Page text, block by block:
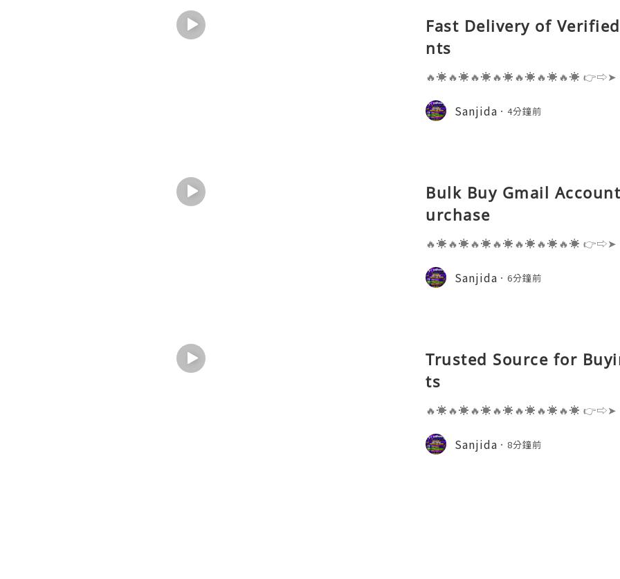
Fast Delivery of
nts
🔥☀️🔥☀️🔥☀️🔥☀️🔥☀️🔥☀️🔥☀️ 👉⇨➤
ail.com 👉⇨➤ Visit To Website:
s one of the most widely used
Sanjida 4分鐘前
Bulk Buy Gmail
urchase
🔥☀️🔥☀️🔥☀️🔥☀️🔥☀️🔥☀️🔥☀️ 👉⇨➤
ail.com 👉⇨➤ Visit To Website:
s one of the most widely used
Sanjida 6分鐘前
Trusted Source for
ts
🔥☀️🔥☀️🔥☀️🔥☀️🔥☀️🔥☀️🔥☀️ 👉⇨➤
ail.com 👉⇨➤ Visit To Website:
s one of the most widely used
Sanjida 8分鐘前